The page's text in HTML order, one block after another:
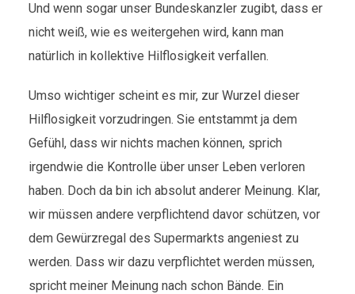
Und wenn sogar unser Bundeskanzler zugibt, dass er
nicht weiß, wie es weitergehen wird, kann man
natürlich in kollektive Hilflosigkeit verfallen.
Umso wichtiger scheint es mir, zur Wurzel dieser
Hilflosigkeit vorzudringen. Sie entstammt ja dem
Gefühl, dass wir nichts machen können, sprich
irgendwie die Kontrolle über unser Leben verloren
haben. Doch da bin ich absolut anderer Meinung. Klar,
wir müssen andere verpflichtend davor schützen, vor
dem Gewürzregal des Supermarkts angeniest zu
werden. Dass wir dazu verpflichtet werden müssen,
spricht meiner Meinung nach schon Bände. Ein